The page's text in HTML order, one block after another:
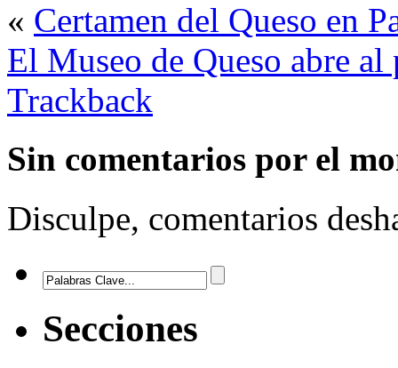
« Certamen del Queso en
El Museo de Queso abre al
Trackback
Sin comentarios por el
Disculpe, comentarios
Secciones